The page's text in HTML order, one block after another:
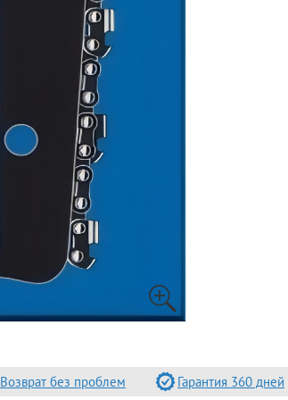
Возврат без проблем Гарантия 360 дней